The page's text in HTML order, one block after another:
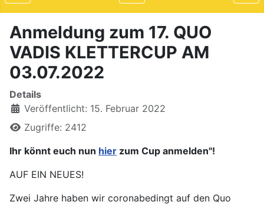
Anmeldung zum 17. QUO
VADIS KLETTERCUP AM
03.07.2022
Details
Veröffentlicht: 15. Februar 2022
Zugriffe: 2412
Ihr könnt euch nun hier zum Cup anmelden"!
AUF EIN NEUES!
Zwei Jahre haben wir coronabedingt auf den Quo